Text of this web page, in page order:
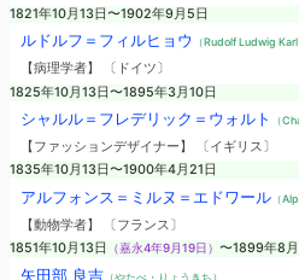
1821年10月13日〜1902年9月5日
ルドルフ＝フィルヒョウ （Rudolf Ludwig Karl
【病理学者】 〔ドイツ〕
1825年10月13日〜1895年3月10日
シャルル＝フレデリック＝ウォルト （
【ファッションデザイナー】 〔イギリス〕
1835年10月13日〜1900年4月21日
アルフォンス＝ミルヌ＝エドワール（
【動物学者】 〔フランス〕
1851年10月13日
（嘉永4年9月19日） 〜1899年8
矢田部 良吉（やたべ・りょうきち）